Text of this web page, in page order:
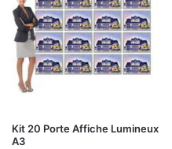
Kit 20 Porte Affiche Lumineux
A3